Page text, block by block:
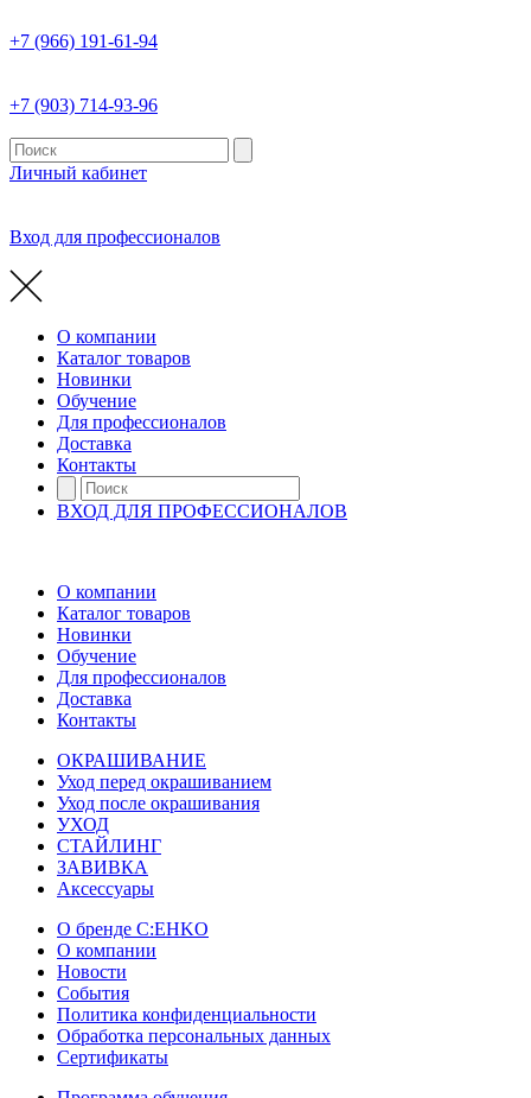
+7 (966) 191-61-94
+7 (903) 714-93-96
Личный кабинет
Вход для профессионалов
О компании
Каталог товаров
Новинки
Обучение
Для профессионалов
Доставка
Контакты
ВХОД ДЛЯ ПРОФЕССИОНАЛОВ
О компании
Каталог товаров
Новинки
Обучение
Для профессионалов
Доставка
Контакты
ОКРАШИВАНИЕ
Уход перед окрашиванием
Уход после окрашивания
УХОД
СТАЙЛИНГ
ЗАВИВКА
Аксессуары
О бренде C:EHKO
О компании
Новости
События
Политика конфиденциальности
Обработка персональных данных
Сертификаты